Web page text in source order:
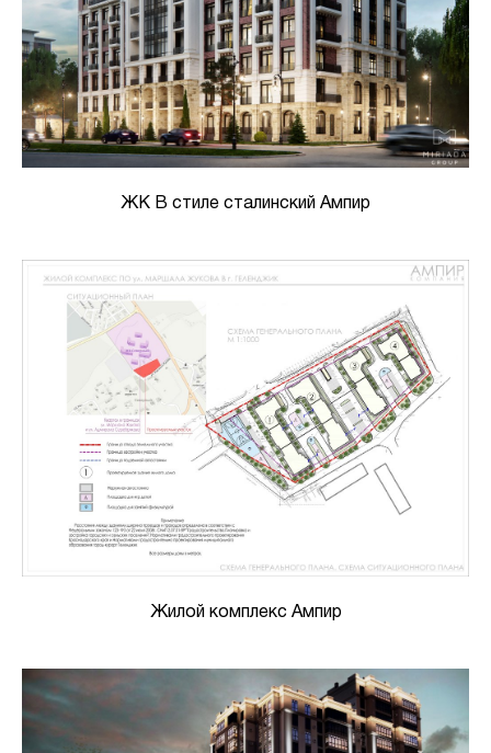
ЖК В стиле сталинский Ампир
Жилой комплекс Ампир